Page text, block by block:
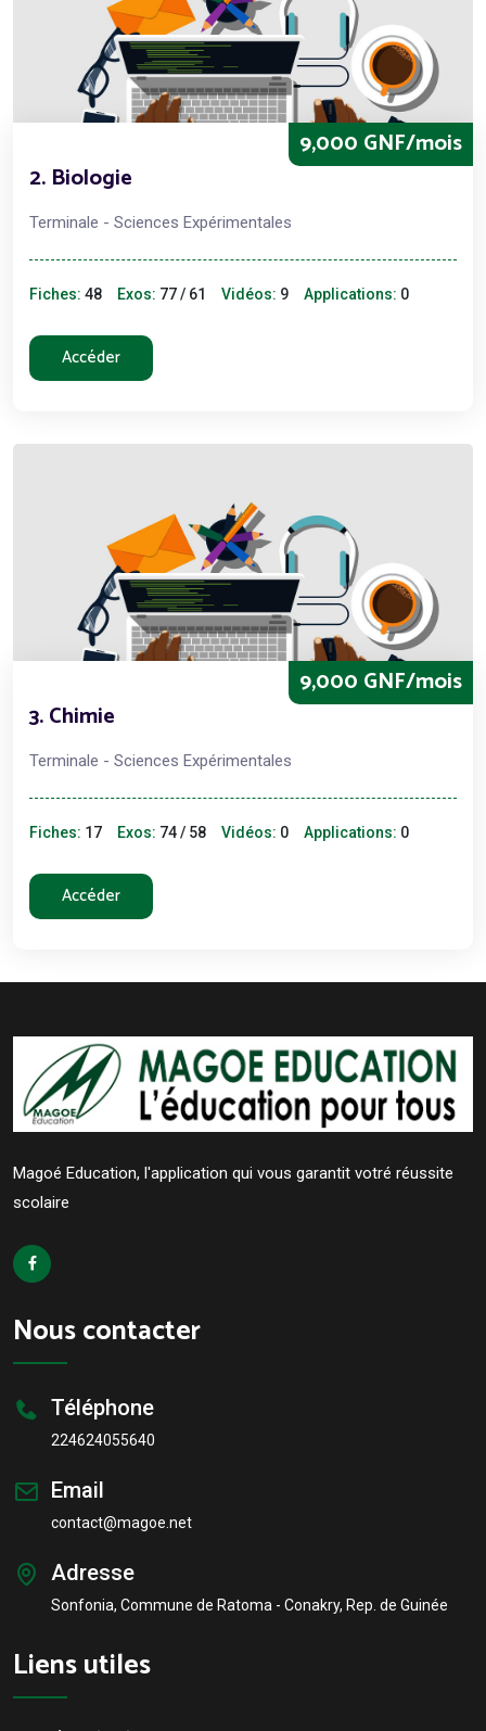
9,000 GNF/mois
2. Biologie
Terminale - Sciences Expérimentales
Fiches: 48 Exos: 77 / 61 Vidéos: 9 Applications: 0
Accéder
9,000 GNF/mois
3. Chimie
Terminale - Sciences Expérimentales
Fiches: 17 Exos: 74 / 58 Vidéos: 0 Applications: 0
Accéder
Magoé Education, l'application qui vous garantit votré réussite
scolaire
Nous contacter
Téléphone
224624055640
Email
contact@magoe.net
Adresse
Sonfonia, Commune de Ratoma - Conakry, Rep. de Guinée
Liens utiles